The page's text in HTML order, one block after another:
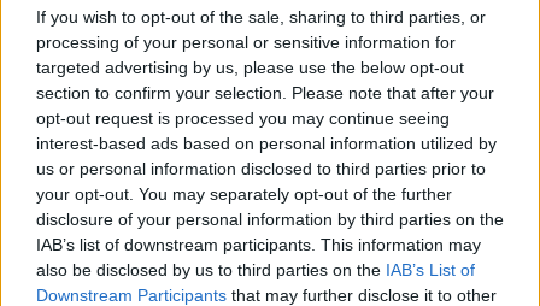
If you wish to opt-out of the sale, sharing to third parties, or
processing of your personal or sensitive information for
targeted advertising by us, please use the below opt-out
section to confirm your selection. Please note that after your
opt-out request is processed you may continue seeing
interest-based ads based on personal information utilized by
us or personal information disclosed to third parties prior to
your opt-out. You may separately opt-out of the further
disclosure of your personal information by third parties on the
IAB’s list of downstream participants. This information may
also be disclosed by us to third parties on the IAB’s List of
Downstream Participants that may further disclose it to other
Använd vilken mängd du själv tycker känns lagom,
ungsbakad vitlök blir väldigt mild och lite nötig smak på
🙂 Urgott om du frågar mej!
0 Svara
FruVesa
13 år sedan
Detta gillas genast på bloglovin för att testas… !